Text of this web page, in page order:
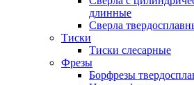
длинные
Сверла
Тиски
Тиски слесарные
Фрезы
Борфрезы